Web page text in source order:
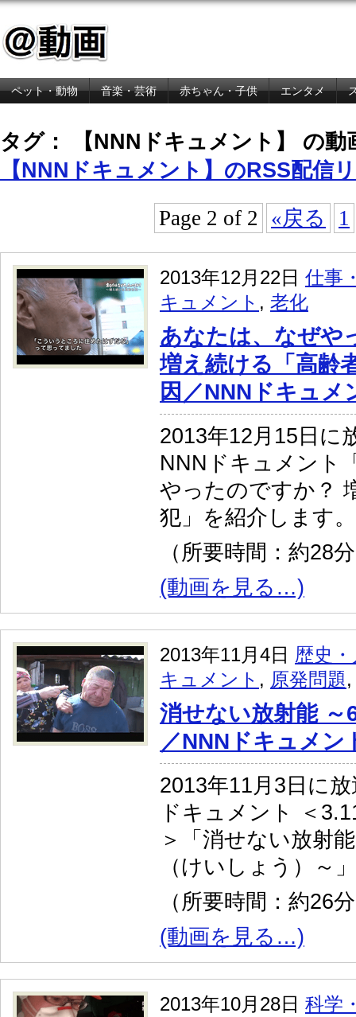
ペット・動物 音楽・芸術 赤ちゃん・子供 エンタメ
タグ： 【NNNドキュメント】 の
【NNNドキュメント】のRSS配信
Page 2 of 2
«戻る 1
2013年12月22日 仕事
キュメント , 老化
あなたは、なぜや
増え続ける「高齢
因／NNNドキュメ
2013年12月15日に
NNNドキュメント
やったのですか？
犯」を紹介します。
（所要時間：約28
(動画を見る…)
2013年11月4日 歴史
キュメント , 原発問題
消せない放射能 ～
／NNNドキュメン
2013年11月3日に
ドキュメント ＜
＞「消せない放射
（けいしょう）～
（所要時間：約26
(動画を見る…)
2013年10月28日 科学